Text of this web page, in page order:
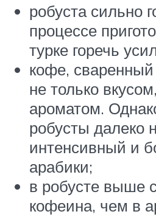
робуста сильно
процессе
турке горечь
кофе, сваренный
не только
ароматом.
робусты далеко
интенсивный и
арабики;
в робусте выше
кофеина, чем в